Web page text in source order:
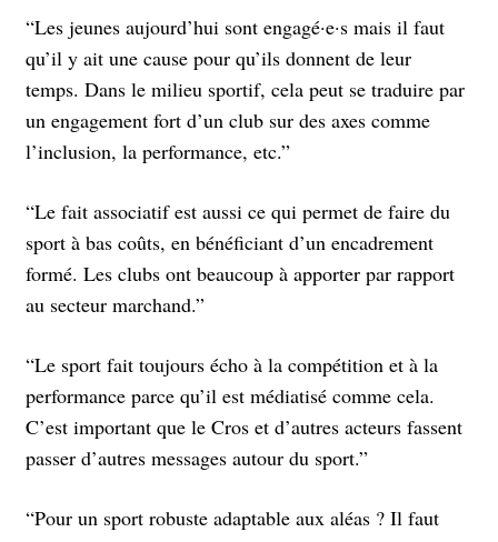
“Les jeunes aujourd’hui sont engagé·e·s mais il faut
qu’il y ait une cause pour qu’ils donnent de leur
temps. Dans le milieu sportif, cela peut se traduire par
un engagement fort d’un club sur des axes comme
l’inclusion, la performance, etc.”
“Le fait associatif est aussi ce qui permet de faire du
sport à bas coûts, en bénéficiant d’un encadrement
formé. Les clubs ont beaucoup à apporter par rapport
au secteur marchand.”
“Le sport fait toujours écho à la compétition et à la
performance parce qu’il est médiatisé comme cela.
C’est important que le Cros et d’autres acteurs fassent
passer d’autres messages autour du sport.”
“Pour un sport robuste adaptable aux aléas ? Il faut